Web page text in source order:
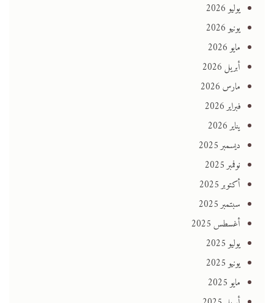
يوليو 2026
يونيو 2026
مايو 2026
أبريل 2026
مارس 2026
فبراير 2026
يناير 2026
ديسمبر 2025
نوفمبر 2025
أكتوبر 2025
سبتمبر 2025
أغسطس 2025
يوليو 2025
يونيو 2025
مايو 2025